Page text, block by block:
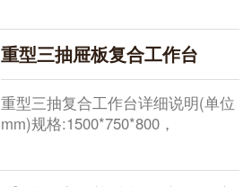
2100*750*800+1000，现货供应其
他规格需要定做桌面:总厚50mm由
2mm绿色耐磨胶片+48mm高密度板
+黑色pvc胶条
重型三抽屉板复合工作台
重型三抽复合工作台详细说明(单位
mm)规格:1500*750*800，